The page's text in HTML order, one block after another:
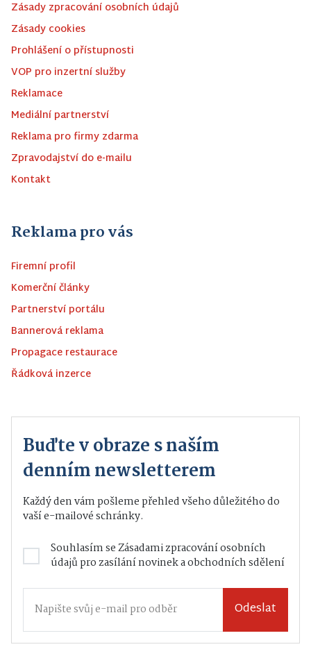
Zásady zpracování osobních údajů
Zásady cookies
Prohlášení o přístupnosti
VOP pro inzertní služby
Reklamace
Mediální partnerství
Reklama pro firmy zdarma
Zpravodajství do e-mailu
Kontakt
Reklama pro vás
Firemní profil
Komerční články
Partnerství portálu
Bannerová reklama
Propagace restaurace
Řádková inzerce
Buďte v obraze s naším
denním newsletterem
Každý den vám pošleme přehled všeho důležitého do
vaší e-mailové schránky.
Souhlasím seZásadami zpracování osobních
údajůpro zasílání novinek a obchodních sdělení
Odeslat